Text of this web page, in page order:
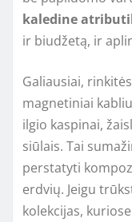
kaledine
ir biudžetą, ir
Galiausiai,
magnetiniai
ilgio kaspinai,
siūlais. Tai
perstatyti
erdvių. Jeigu
kolekcijas,